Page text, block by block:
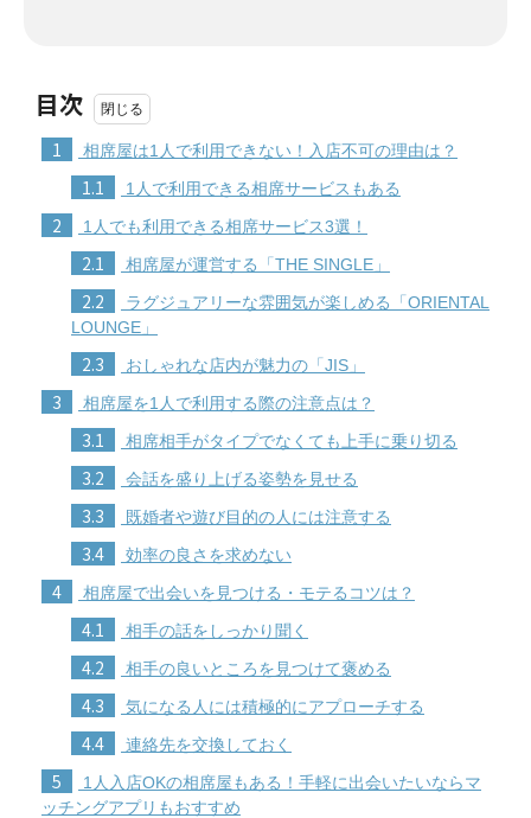
目次
1 相席屋は1人で利用できない！入店不可の理由は？
1.1 1人で利用できる相席サービスもある
2 1人でも利用できる相席サービス3選！
2.1 相席屋が運営する「THE SINGLE」
2.2
ラグジュアリーな雰囲気が楽しめる「ORIENTAL
LOUNGE」
2.3 おしゃれな店内が魅力の「JIS」
3 相席屋を1人で利用する際の注意点は？
3.1 相席相手がタイプでなくても上手に乗り切る
3.2 会話を盛り上げる姿勢を見せる
3.3 既婚者や遊び目的の人には注意する
3.4 効率の良さを求めない
4 相席屋で出会いを見つける・モテるコツは？
4.1 相手の話をしっかり聞く
4.2 相手の良いところを見つけて褒める
4.3 気になる人には積極的にアプローチする
4.4 連絡先を交換しておく
5
1人入店OKの相席屋もある！手軽に出会いたいならマ
ッチングアプリもおすすめ